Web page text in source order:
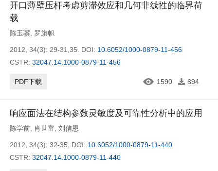
开口薄壁压杆考虑剪滞效应和几何非线性的临界荷
载
陈玉骥 罗旗帜
2012, 34(3): 29-31,35. DOI: 10.6052/1000-0879-11-456
CSTR: 32047.14.1000-0879-11-456
PDF下载 1590 894
响应面法在结构参数灵敏度及可靠性分析中的应用
陈学前 肖世富 刘信恩
2012, 34(3): 32-35. DOI: 10.6052/1000-0879-11-440
CSTR: 32047.14.1000-0879-11-440